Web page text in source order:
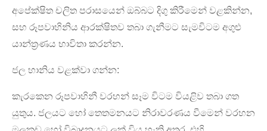
අපේක්ෂිත චලිත පරාසයෙන් ඔබ්බට දිගු කිරීමෙන් වළකින්න,
සහ රූපවාහිනිය ආරක්ෂිතව තබා ගැනීමට සැමවිටම අගුළු
යාන්ත්‍රණය භාවිතා කරන්න.
ජල හානිය වළක්වා ගන්න:
කැරකෙන රූපවාහිනී වරහන් සෑම විටම වියළිව තබා ගත
යුතුය. ජලයට හෝ තෙතමනයට නිරාවරණය වීමෙන් වරහන